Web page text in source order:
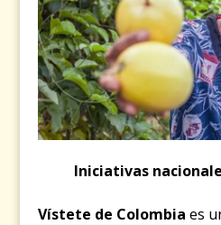
Iniciativas
Vístete de Colombia es